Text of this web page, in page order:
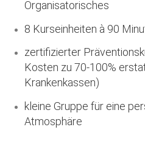
Organisatorisches
8 Kurseinheiten à 90
zertifizierter
Kosten zu 70-100%
Krankenkassen)
kleine Gruppe für eine
Atmosphäre